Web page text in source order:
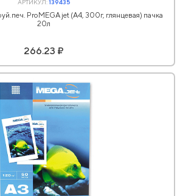
АРТИКУЛ:139435
ProMEGA jet (А4, 300г, глянцевая) пачка
20л
266.23 ₽